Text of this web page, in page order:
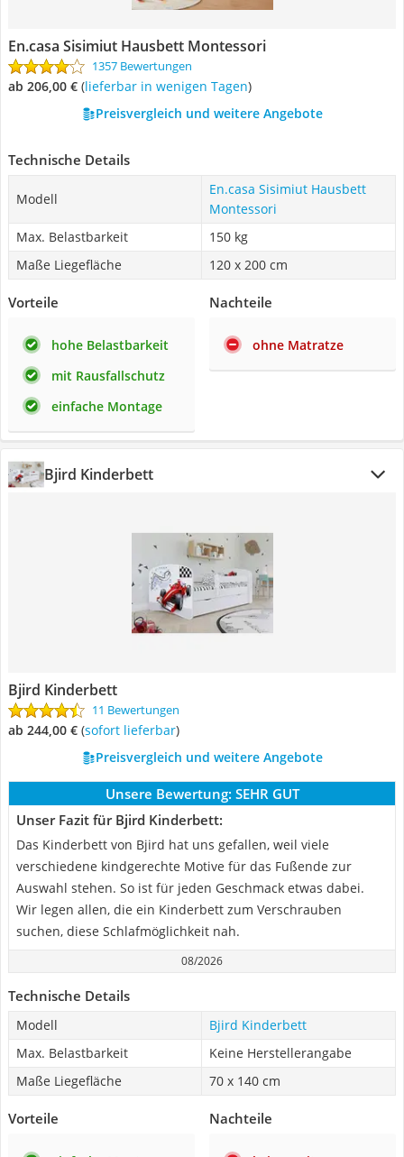
En.casa Sisimiut Hausbett Montessori
1357 Bewertungen
ab 206,00 € ( Lieferbar in wenigen Tagen)
Preisvergleich und weitere Angebote
Technische Details
Modell
En.casa Sisimiut Hausbett
Montessori
Max. Belastbarkeit
150 kg
Maße Liegefläche
120 x 200 cm
Vorteile
hohe Belastbarkeit
mit Rausfallschutz
einfache Montage
Nachteile
ohne Matratze
Bjird Kinderbett
Bjird Kinderbett
11 Bewertungen
ab 244,00 € ( Sofort lieferbar)
Preisvergleich und weitere Angebote
Unsere Bewertung: SEHR GUT
Unser Fazit für Bjird Kinderbett:
Das Kinderbett von Bjird hat uns gefallen, weil viele
verschiedene kindgerechte Motive für das Fußende zur
Auswahl stehen. So ist für jeden Geschmack etwas dabei.
Wir legen allen, die ein Kinderbett zum Verschrauben
suchen, diese Schlafmöglichkeit nah.
08/2026
Technische Details
Modell
Bjird Kinderbett
Max. Belastbarkeit
Keine Herstellerangabe
Maße Liegefläche
70 x 140 cm
Vorteile Nachteile